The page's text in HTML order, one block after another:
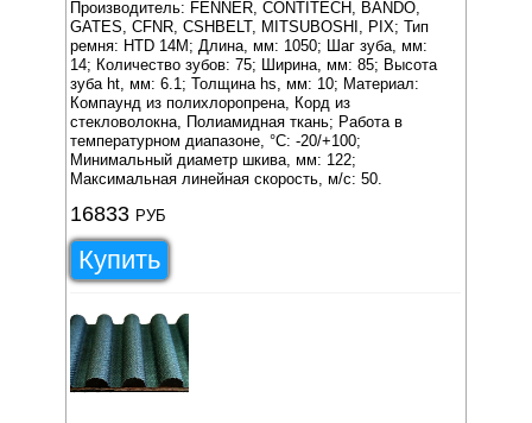
Производитель: FENNER, CONTITECH, BANDO,
GATES, CFNR, CSHBELT, MITSUBOSHI, PIX; Тип
ремня: HTD 14M; Длина, мм: 1050; Шаг зуба, мм:
14; Количество зубов: 75; Ширина, мм: 85; Высота
зуба ht, мм: 6.1; Толщина hs, мм: 10; Материал:
Компаунд из полихлоропрена, Корд из
стекловолокна, Полиамидная ткань; Работа в
температурном диапазоне, °C: -20/+100;
Минимальный диаметр шкива, мм: 122;
Максимальная линейная скорость, м/с: 50.
16833 РУБ
Купить